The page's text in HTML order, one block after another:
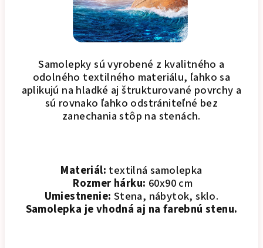
Samolepky sú vyrobené z kvalitného a
odolného textilného materiálu, ľahko sa
aplikujú na hladké aj štrukturované povrchy a
sú rovnako ľahko odstrániteľné bez
zanechania stôp na stenách.
Materiál: textilná samolepka
Rozmer hárku: 60x90 cm
Umiestnenie: Stena, nábytok, sklo.
Samolepka je vhodná aj na farebnú stenu.